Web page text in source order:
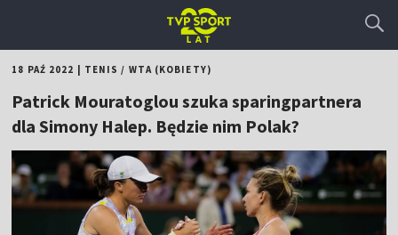
18 PAŹ 2022 TENIS / WTA (KOBIETY)
Patrick Mouratoglou szuka sparingpartnera
dla Simony Halep. Będzie nim Polak?